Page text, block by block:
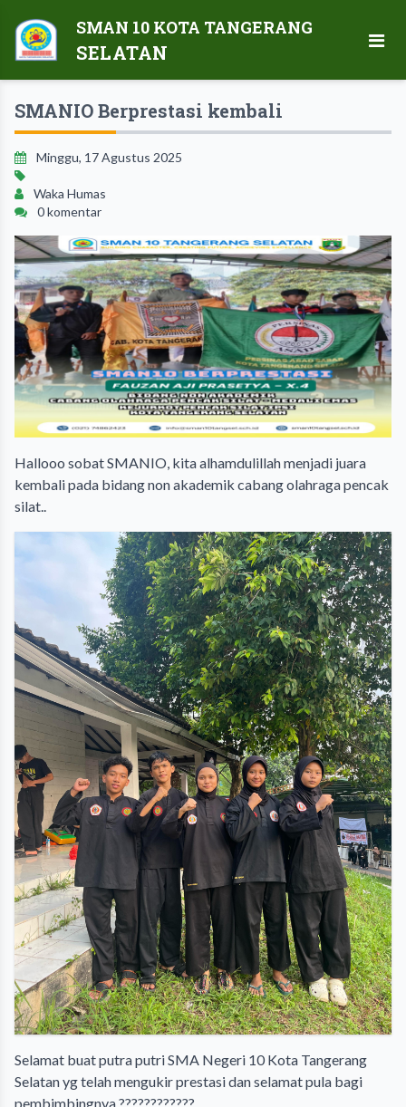
SMAN 10 KOTA TANGERANG
SELATAN
SMANIO Berprestasi kembali
Minggu, 17 Agustus 2025
Waka Humas
0 komentar
Hallooo sobat SMANIO, kita alhamdulillah menjadi juara
kembali pada bidang non akademik cabang olahraga pencak
silat..
Selamat buat putra putri SMA Negeri 10 Kota Tangerang
Selatan yg telah mengukir prestasi dan selamat pula bagi
pembimbingnya ????????????